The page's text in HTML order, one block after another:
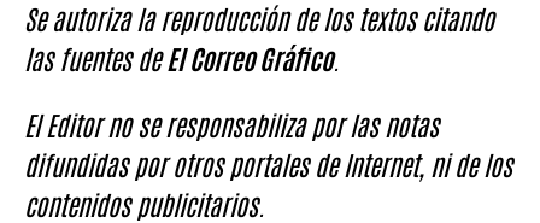
Se autoriza la reproducción de los textos citando
las fuentes deEl Correo Gráfico.
El Editor no se responsabiliza por las notas
difundidas por otros portales de Internet, ni de los
contenidos publicitarios.